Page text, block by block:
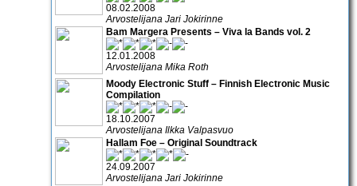
08.02.2008
Arvostelijana Jari Jokirinne
Bam Margera Presents – Viva la Bands vol. 2
12.01.2008
Arvostelijana Mika Roth
Moody Electronic Stuff – Finnish Electronic Music
Compilation
18.10.2007
Arvostelijana Ilkka Valpasvuo
Hallam Foe – Original Soundtrack
24.09.2007
Arvostelijana Jari Jokirinne